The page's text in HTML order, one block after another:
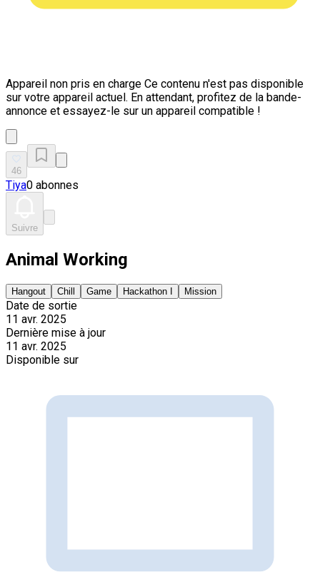
Appareil non pris en charge Ce contenu n'est pas disponible
sur votre appareil actuel. En attendant, profitez de la bande-
annonce et essayez-le sur un appareil compatible !
46
Tiya0 abonnes
Suivre
Animal Working
Hangout Chill Game Hackathon I Mission
Date de sortie
11 avr. 2025
Dernière mise à jour
11 avr. 2025
Disponible sur